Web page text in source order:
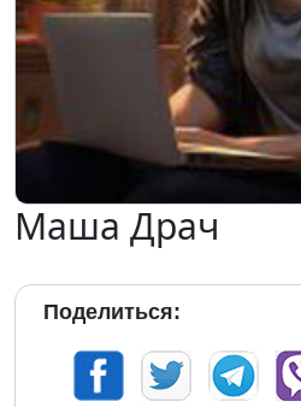
Маша Драч
Поделиться: